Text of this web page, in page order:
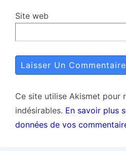
Site web
Ce site utilise Akismet pour
indésirables. En savoir plus
données de vos